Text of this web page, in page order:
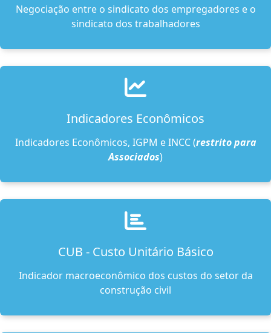
Negociação entre o sindicato dos empregadores e o
sindicato dos trabalhadores
Indicadores Econômicos
Indicadores Econômicos, IGPM e INCC (restrito para
Associados)
CUB - Custo Unitário Básico
Indicador macroeconômico dos custos do setor da
construção civil